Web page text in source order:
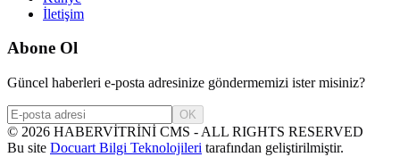
İletişim
Abone Ol
Güncel haberleri e-posta adresinize göndermemizi ister misiniz?
OK
© 2026 HABERVİTRİNİ CMS - ALL RIGHTS RESERVED
Bu site Docuart Bilgi Teknolojileri tarafından geliştirilmiştir.